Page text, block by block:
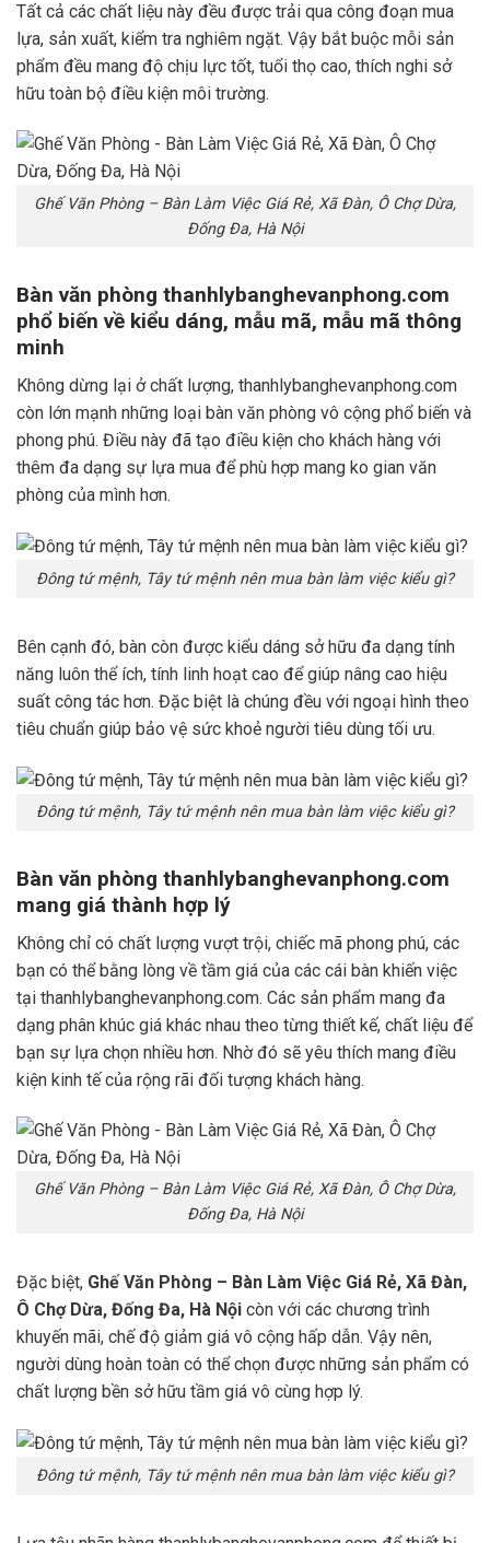
Tất cả các chất liệu này đều được trải qua công đoạn mua
lựa, sản xuất, kiểm tra nghiêm ngặt. Vậy bắt buộc mỗi sản
phẩm đều mang độ chịu lực tốt, tuổi thọ cao, thích nghi sở
hữu toàn bộ điều kiện môi trường.
Ghế Văn Phòng – Bàn Làm Việc Giá Rẻ, Xã Đàn, Ô Chợ Dừa,
Đống Đa, Hà Nội
Bàn văn phòng thanhlybanghevanphong.com
phổ biến về kiểu dáng, mẫu mã, mẫu mã thông
minh
Không dừng lại ở chất lượng, thanhlybanghevanphong.com
còn lớn mạnh những loại bàn văn phòng vô cộng phổ biến và
phong phú. Điều này đã tạo điều kiện cho khách hàng với
thêm đa dạng sự lựa mua để phù hợp mang ko gian văn
phòng của mình hơn.
Đông tứ mệnh, Tây tứ mệnh nên mua bàn làm việc kiểu gì?
Bên cạnh đó, bàn còn được kiểu dáng sở hữu đa dạng tính
năng luôn thể ích, tính linh hoạt cao để giúp nâng cao hiệu
suất công tác hơn. Đặc biệt là chúng đều với ngoại hình theo
tiêu chuẩn giúp bảo vệ sức khoẻ người tiêu dùng tối ưu.
Đông tứ mệnh, Tây tứ mệnh nên mua bàn làm việc kiểu gì?
Bàn văn phòng thanhlybanghevanphong.com
mang giá thành hợp lý
Không chỉ có chất lượng vượt trội, chiếc mã phong phú, các
bạn có thể bằng lòng về tầm giá của các cái bàn khiến việc
tại thanhlybanghevanphong.com. Các sản phẩm mang đa
dạng phân khúc giá khác nhau theo từng thiết kế, chất liệu để
bạn sự lựa chọn nhiều hơn. Nhờ đó sẽ yêu thích mang điều
kiện kinh tế của rộng rãi đối tượng khách hàng.
Ghế Văn Phòng – Bàn Làm Việc Giá Rẻ, Xã Đàn, Ô Chợ Dừa,
Đống Đa, Hà Nội
Đặc biệt, Ghế Văn Phòng – Bàn Làm Việc Giá Rẻ, Xã Đàn,
Ô Chợ Dừa, Đống Đa, Hà Nội còn với các chương trình
khuyến mãi, chế độ giảm giá vô cộng hấp dẫn. Vậy nên,
người dùng hoàn toàn có thể chọn được những sản phẩm có
chất lượng bền sở hữu tầm giá vô cùng hợp lý.
Đông tứ mệnh, Tây tứ mệnh nên mua bàn làm việc kiểu gì?